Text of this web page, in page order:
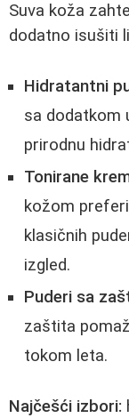
Suva koža
dodatno isušiti
Hidratantni
sa dodatkom
prirodnu
Tonirane
kožom
klasičnih
izgled.
Puderi sa
zaštita
tokom leta.
Najčešći izbori: